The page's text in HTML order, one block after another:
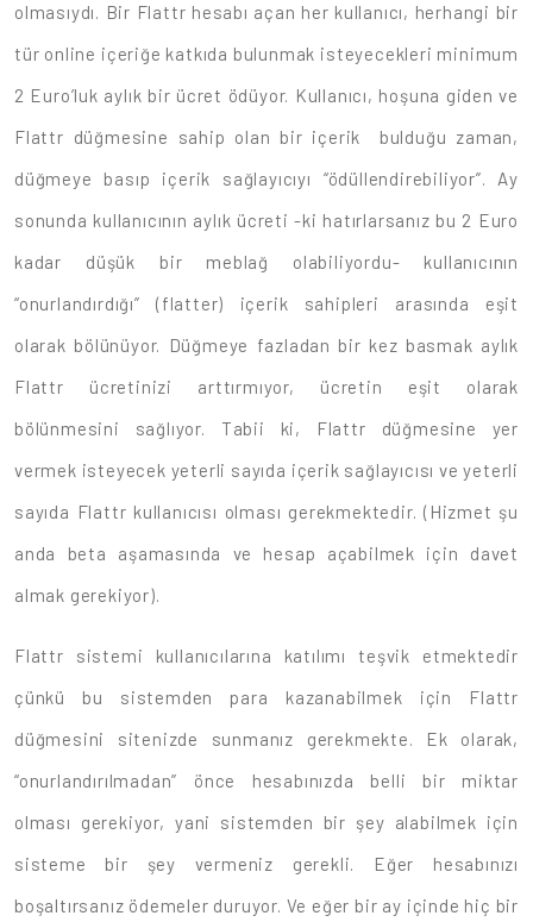
olmasıydı. Bir Flattr hesabı açan her kullanıcı, herhangi bir
tür online içeriğe katkıda bulunmak isteyecekleri minimum
2 Euro’luk aylık bir ücret ödüyor. Kullanıcı, hoşuna giden ve
Flattr düğmesine sahip olan bir içerik bulduğu zaman,
düğmeye basıp içerik sağlayıcıyı “ödüllendirebiliyor”. Ay
sonunda kullanıcının aylık ücreti -ki hatırlarsanız bu 2 Euro
kadar düşük bir meblağ olabiliyordu- kullanıcının
“onurlandırdığı” (flatter) içerik sahipleri arasında eşit
olarak bölünüyor. Düğmeye fazladan bir kez basmak aylık
Flattr ücretinizi arttırmıyor, ücretin eşit olarak
bölünmesini sağlıyor. Tabii ki, Flattr düğmesine yer
vermek isteyecek yeterli sayıda içerik sağlayıcısı ve yeterli
sayıda Flattr kullanıcısı olması gerekmektedir. (Hizmet şu
anda beta aşamasında ve hesap açabilmek için davet
almak gerekiyor).
Flattr sistemi kullanıcılarına katılımı teşvik etmektedir
çünkü bu sistemden para kazanabilmek için Flattr
düğmesini sitenizde sunmanız gerekmekte. Ek olarak,
“onurlandırılmadan” önce hesabınızda belli bir miktar
olması gerekiyor, yani sistemden bir şey alabilmek için
sisteme bir şey vermeniz gerekli. Eğer hesabınızı
boşaltırsanız ödemeler duruyor. Ve eğer bir ay içinde hiç bir